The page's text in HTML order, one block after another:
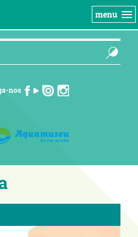
menu
nos